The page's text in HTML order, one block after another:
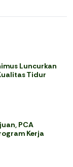
Luncurkan
Tidur
PCA
Kerja